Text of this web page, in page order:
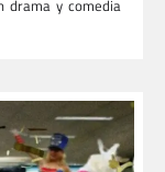
drama y comedia